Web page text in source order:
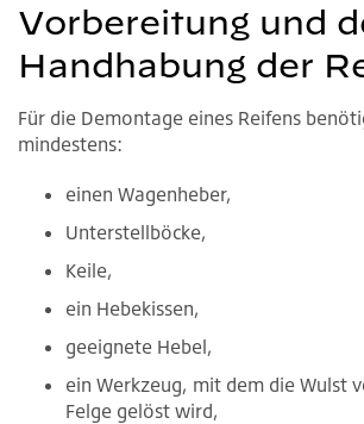
Vorbereitung und
Handhabung der
Für die Demontage eines Reifens
mindestens:
einen Wagenheber,
Unterstellböcke,
Keile,
ein Hebekissen,
geeignete Hebel,
ein Werkzeug, mit dem die Wulst
Felge gelöst wird,